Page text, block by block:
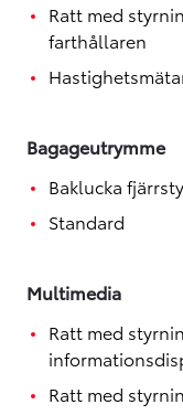
Ratt med
farthållaren
Bagageutrymme
Baklucka
Standard
Multimedia
Ratt med
Ratt med